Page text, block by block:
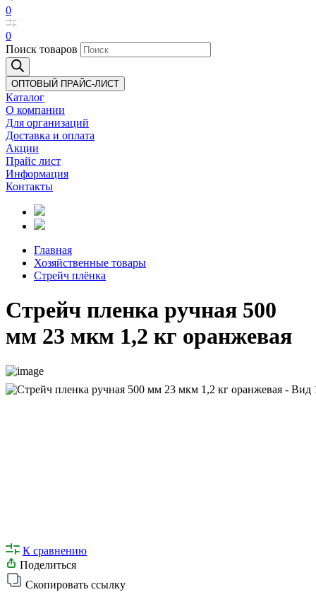
0
0
Поиск товаров
ОПТОВЫЙ ПРАЙС-ЛИСТ
Каталог
О компании
Для организаций
Доставка и оплата
Акции
Прайс лист
Информация
Контакты
Главная
Хозяйственные товары
Стрейч плёнка
Стрейч пленка ручная 500
мм 23 мкм 1,2 кг оранжевая
К сравнению
Поделиться
Скопировать ссылку